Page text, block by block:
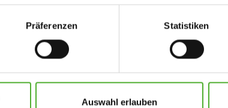
Präferenzen Statistiken
Auswahl erlauben
analysieren, beurteilen und